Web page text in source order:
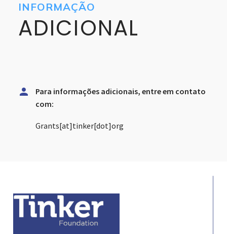
INFORMAÇÃO
ADICIONAL


Para informações adicionais, entre em contato
com:
Grants[at]tinker[dot]org